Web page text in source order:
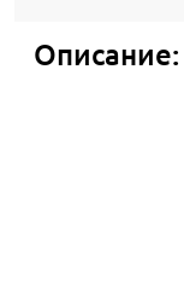
Описание: